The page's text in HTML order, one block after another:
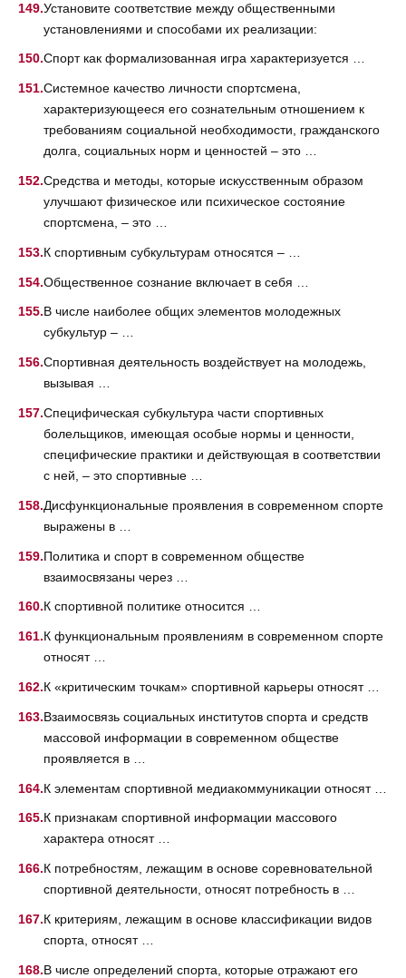
Установите соответствие между общественными
установлениями и способами их реализации:
Спорт как формализованная игра характеризуется …
Системное качество личности спортсмена,
характеризующееся его сознательным отношением к
требованиям социальной необходимости, гражданского
долга, социальных норм и ценностей – это …
Средства и методы, которые искусственным образом
улучшают физическое или психическое состояние
спортсмена, – это …
К спортивным субкультурам относятся – …
Общественное сознание включает в себя …
В числе наиболее общих элементов молодежных
субкультур – …
Спортивная деятельность воздействует на молодежь,
вызывая …
Специфическая субкультура части спортивных
болельщиков, имеющая особые нормы и ценности,
специфические практики и действующая в соответствии
с ней, – это спортивные …
Дисфункциональные проявления в современном спорте
выражены в …
Политика и спорт в современном обществе
взаимосвязаны через …
К спортивной политике относится …
К функциональным проявлениям в современном спорте
относят …
К «критическим точкам» спортивной карьеры относят …
Взаимосвязь социальных институтов спорта и средств
массовой информации в современном обществе
проявляется в …
К элементам спортивной медиакоммуникации относят …
К признакам спортивной информации массового
характера относят …
К потребностям, лежащим в основе соревновательной
спортивной деятельности, относят потребность в …
К критериям, лежащим в основе классификации видов
спорта, относят …
В числе определений спорта, которые отражают его